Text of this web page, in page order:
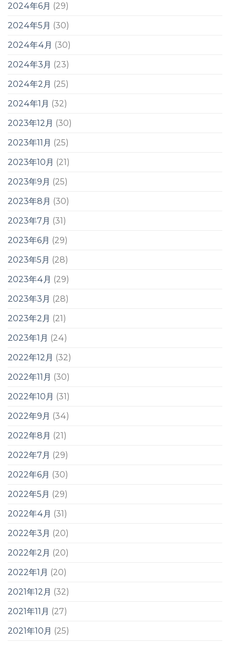
2024年6月 (29)
2024年5月 (30)
2024年4月 (30)
2024年3月 (23)
2024年2月 (25)
2024年1月 (32)
2023年12月 (30)
2023年11月 (25)
2023年10月 (21)
2023年9月 (25)
2023年8月 (30)
2023年7月 (31)
2023年6月 (29)
2023年5月 (28)
2023年4月 (29)
2023年3月 (28)
2023年2月 (21)
2023年1月 (24)
2022年12月 (32)
2022年11月 (30)
2022年10月 (31)
2022年9月 (34)
2022年8月 (21)
2022年7月 (29)
2022年6月 (30)
2022年5月 (29)
2022年4月 (31)
2022年3月 (20)
2022年2月 (20)
2022年1月 (20)
2021年12月 (32)
2021年11月 (27)
2021年10月 (25)